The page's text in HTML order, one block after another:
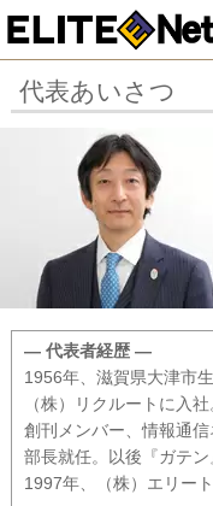
代表あいさつ
― 代表者経歴 ―
1956年、滋賀県大津市
（株）リクルートに入
創刊メンバー、情報通
部長就任。以後『ガテン
1997年、（株）エリー